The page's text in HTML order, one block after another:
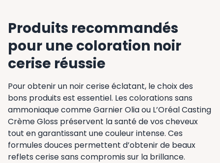
Produits recommandés
pour une coloration noir
cerise réussie
Pour obtenir un noir cerise éclatant, le choix des
bons produits est essentiel. Les colorations sans
ammoniaque comme Garnier Olia ou L’Oréal Casting
Crème Gloss préservent la santé de vos cheveux
tout en garantissant une couleur intense. Ces
formules douces permettent d’obtenir de beaux
reflets cerise sans compromis sur la brillance.